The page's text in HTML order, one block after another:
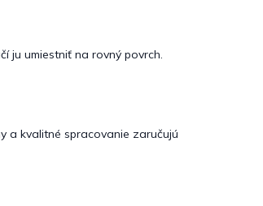
ju umiestniť na rovný povrch.
a kvalitné spracovanie zaručujú